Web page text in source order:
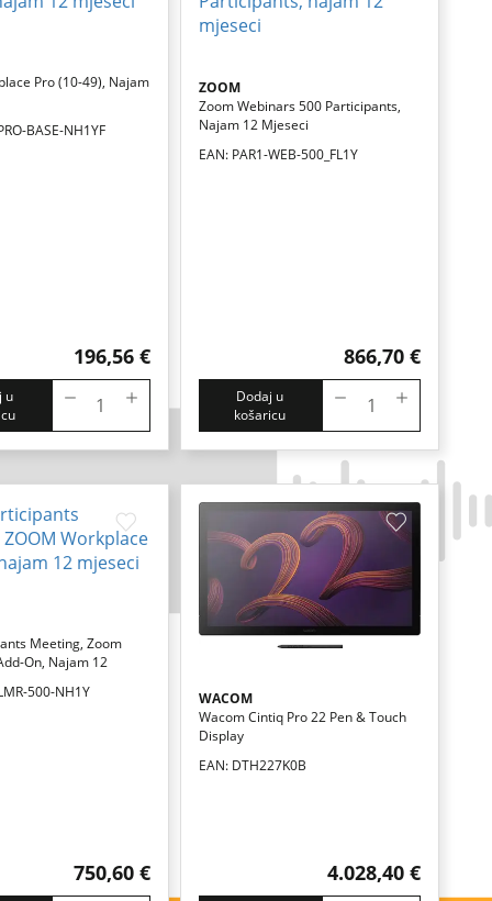
Pro (10-49), Najam
BASE-NH1YF
196,56 €
u
ZOOM
Zoom Webinars 500 Participants,
Najam 12 Mjeseci
EAN: PAR1-WEB-500_FL1Y
866,70 €
Dodaj u
košaricu
Meeting, Zoom
On, Najam 12
500-NH1Y
750,60 €
WACOM
Wacom Cintiq Pro 22 Pen & Touch
Display
EAN: DTH227K0B
4.028,40 €